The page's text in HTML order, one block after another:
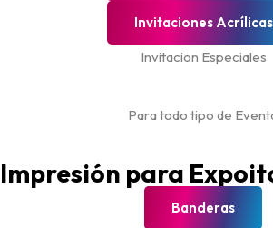
Invitaciones Acrílicas
Invitacion Especiales
Para todo tipo de
Impresión para
Banderas